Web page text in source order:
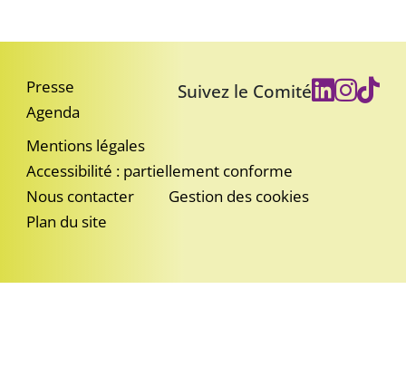
Presse
Agenda
Suivez le Comité
Mentions légales
Accessibilité : partiellement conforme
Nous contacter
Gestion des cookies
Plan du site